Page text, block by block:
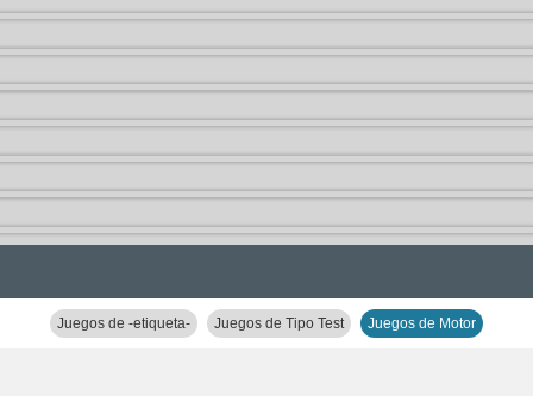
Juegos de -etiqueta- Juegos de Tipo Test Juegos de Motor